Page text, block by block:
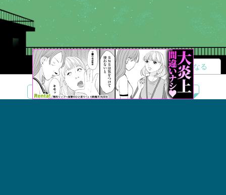
夢小説 ツイステ R18 鬼滅の刃 BL
読者になる